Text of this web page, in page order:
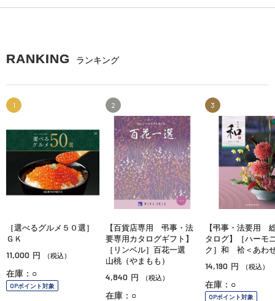
RANKING ランキング
1
［選べるグルメ５０選］
ＧＫ
11,000 円 （税込）
在庫：○
OPポイント対象
2
【百貨店専用 弔事・法
要専用カタログギフト】
［リンベル］百花一選
山桃（やまもも）
4,840 円 （税込）
在庫：○
3
【弔事・法要用
タログ】［ハーモ
ク］和 袷＜あわ
14,190 円 （税込）
在庫：○
OPポイント対象